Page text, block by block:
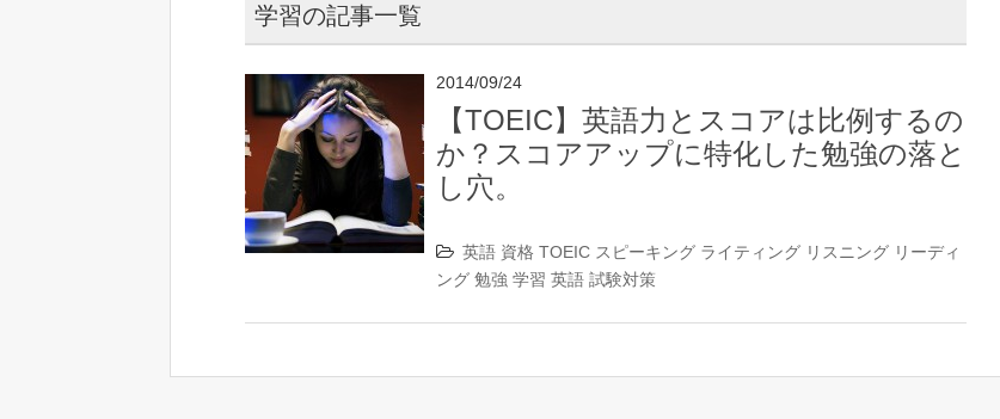
学習の記事一覧
2014/09/24
【TOEIC】英語力とスコアは比例するの
か？スコアアップに特化した勉強の落と
し穴。
英語 資格 TOEIC スピーキング ライティング リスニング リーディ
ング 勉強 学習 英語 試験対策